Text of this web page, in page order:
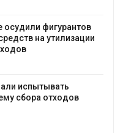
От спасения рек до
определены финалисты
Обратный разворот: Shell